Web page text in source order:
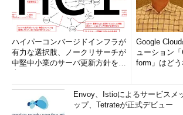
ハイパーコンバージドインフラが
有力な選択肢、ノークリサーチが
中堅中小業のサーバ更新方針を調
Google
ューション
form」はど
Envoy、Istioによるサービスメ
ップ、Tetrateが正式デビュー